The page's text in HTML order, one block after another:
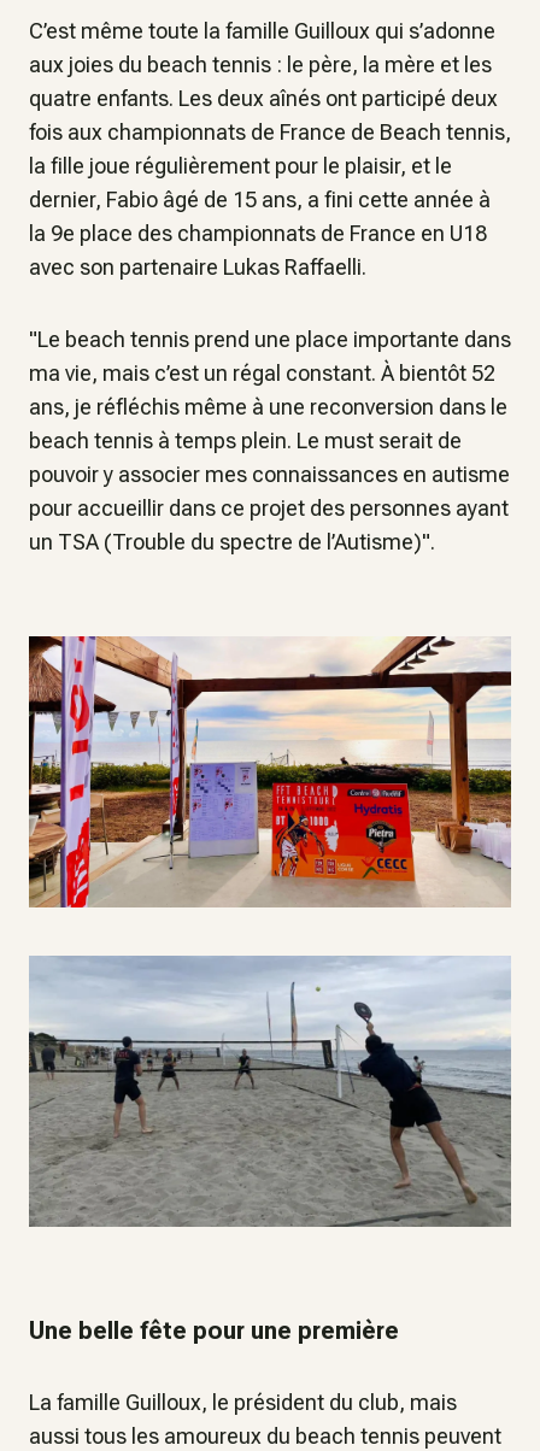
C’est même toute la famille Guilloux qui s’adonne
aux joies du beach tennis : le père, la mère et les
quatre enfants. Les deux aînés ont participé deux
fois aux championnats de France de Beach tennis,
la fille joue régulièrement pour le plaisir, et le
dernier, Fabio âgé de 15 ans, a fini cette année à
la 9e place des championnats de France en U18
avec son partenaire Lukas Raffaelli.
"Le beach tennis prend une place importante dans
ma vie, mais c’est un régal constant. À bientôt 52
ans, je réfléchis même à une reconversion dans le
beach tennis à temps plein. Le must serait de
pouvoir y associer mes connaissances en autisme
pour accueillir dans ce projet des personnes ayant
un TSA (Trouble du spectre de l’Autisme)".
Une belle fête pour une première
La famille Guilloux, le président du club, mais
aussi tous les amoureux du beach tennis peuvent